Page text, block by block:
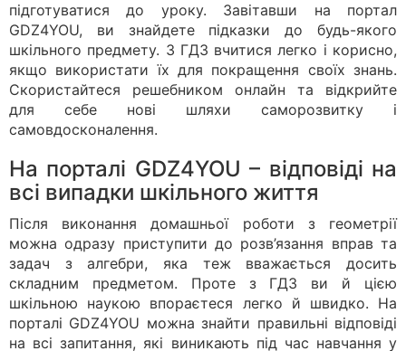
підготуватися до уроку. Завітавши на портал
GDZ4YOU, ви знайдете підказки до будь-якого
шкільного предмету. З ГДЗ вчитися легко і корисно,
якщо використати їх для покращення своїх знань.
Скористайтеся решебником онлайн та відкрийте
для себе нові шляхи саморозвитку і
самовдосконалення.
На порталі GDZ4YOU – відповіді на
всі випадки шкільного життя
Після виконання домашньої роботи з геометрії
можна одразу приступити до розв’язання вправ та
задач з алгебри, яка теж вважається досить
складним предметом. Проте з ГДЗ ви й цією
шкільною наукою впораєтеся легко й швидко. На
порталі GDZ4YOU можна знайти правильні відповіді
на всі запитання, які виникають під час навчання у